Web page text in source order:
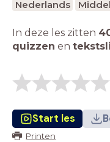
Nederlands
In deze les zitten
quizzen en
Start les
Printen